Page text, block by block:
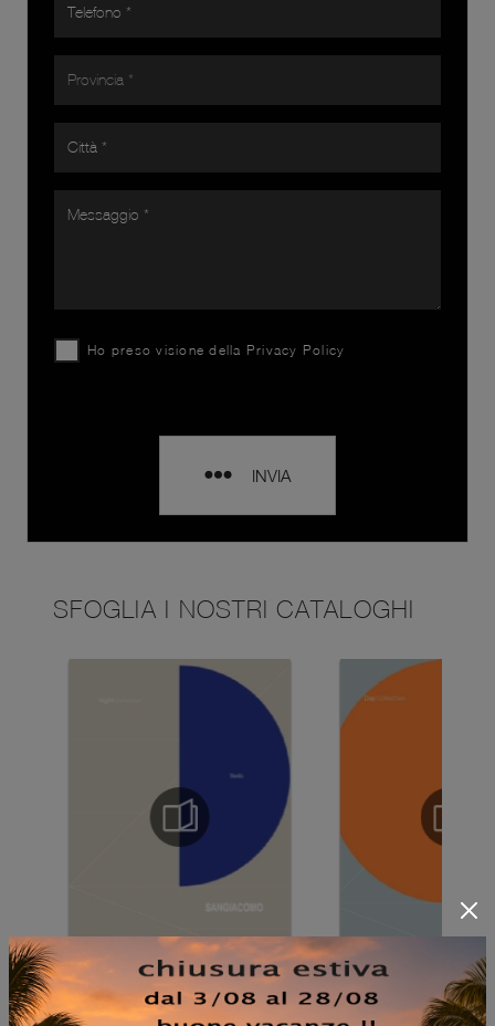
Ho preso visione della Privacy Policy
INVIA
SFOGLIA I NOSTRI CATALOGHI